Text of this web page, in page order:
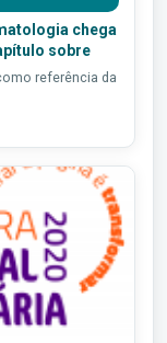
chega
sobre
referência da